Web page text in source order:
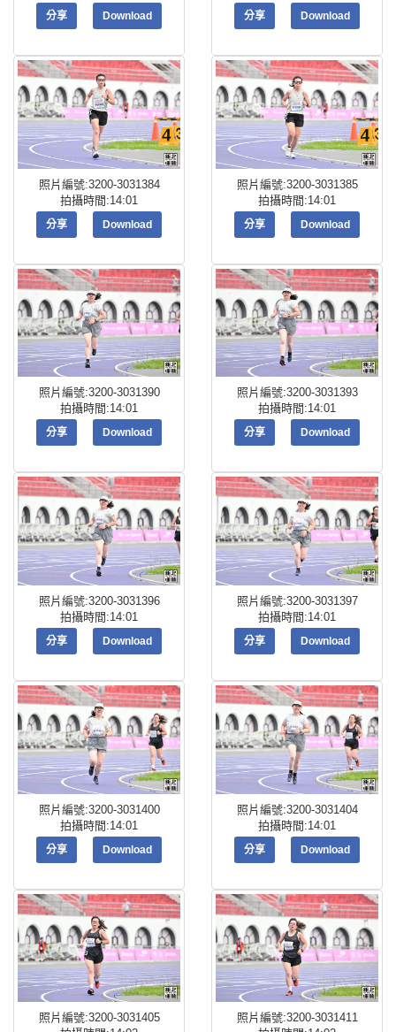
分享 Download 分享 Download
照片編號:3200-3031384
拍攝時間:14:01
分享 Download
照片編號:3200-3031385
拍攝時間:14:01
分享 Download
照片編號:3200-3031390
拍攝時間:14:01
分享 Download
照片編號:3200-3031393
拍攝時間:14:01
分享 Download
照片編號:3200-3031396
拍攝時間:14:01
分享 Download
照片編號:3200-3031397
拍攝時間:14:01
分享 Download
照片編號:3200-3031400
拍攝時間:14:01
分享 Download
照片編號:3200-3031404
拍攝時間:14:01
分享 Download
照片編號:3200-3031405
照片編號:3200-3031411